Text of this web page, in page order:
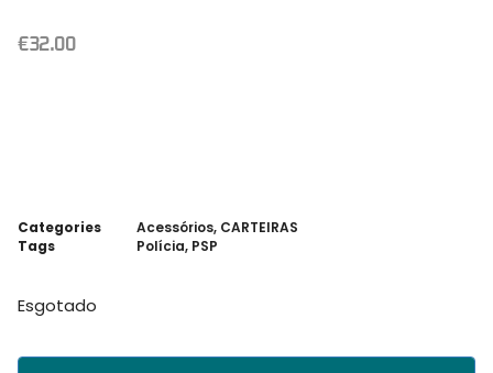
€32.00
Categories Acessórios, CARTEIRAS
Tags
Polícia, PSP
Esgotado